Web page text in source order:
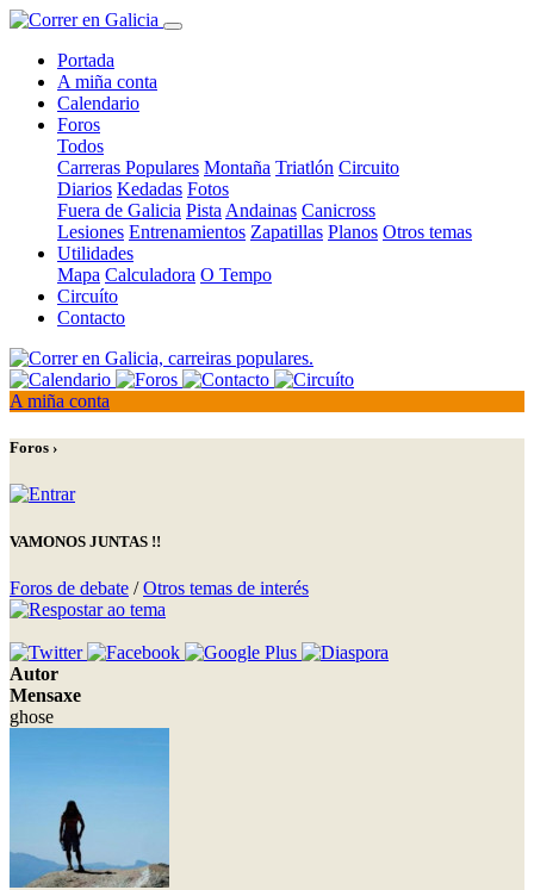
Portada
A miña conta
Calendario
Foros
Todos
Carreras Populares Montaña Triatlón Circuito
Diarios Kedadas Fotos
Fuera de Galicia Pista Andainas Canicross
Lesiones Entrenamientos Zapatillas Planos Otros temas
Utilidades
Mapa Calculadora O Tempo
Circuíto
Contacto
A miña conta
Foros ›
VAMONOS JUNTAS !!
Foros de debate /Otros temas de interés
Autor
Mensaxe
ghose